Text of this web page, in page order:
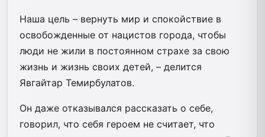
Наша цель – вернуть мир и спокойствие в
освобожденные от нацистов города, чтобы
люди не жили в постоянном страхе за свою
жизнь и жизнь своих детей, – делится
Явгайтар Темирбулатов.
Он даже отказывался рассказать о себе,
говорил, что себя героем не считает, что